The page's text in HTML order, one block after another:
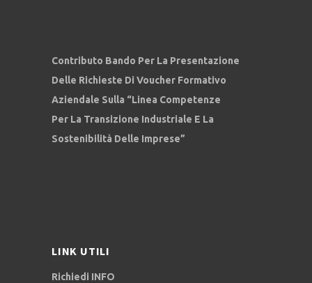
Contributo Bando Per La Presentazione
Delle Richieste Di Voucher Formativo
Aziendale Sulla “Linea Competenze
Per La Transizione Industriale E La
Sostenibilità Delle Imprese”
LINK UTILI
Richiedi INFO